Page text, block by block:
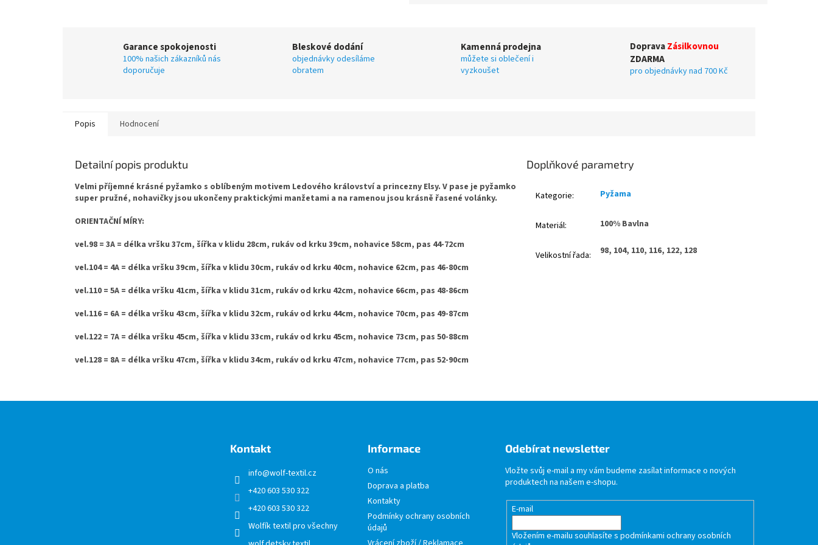
Garance spokojenosti
100% našich zákazníků nás
doporučuje
Bleskové dodání
objednávky odesíláme
obratem
Kamenná prodejna
můžete si oblečení i
vyzkoušet
DopravaZásilkovnou
ZDARMA
pro objednávky nad 700 Kč
Popis Hodnocení
Detailní popis produktu
Velmi příjemné krásné pyžamko s oblíbeným motivem Ledového království a princezny Elsy. V pase je pyžamko
super pružné, nohavičky jsou ukončeny praktickými manžetami a na ramenou jsou krásně řasené volánky.
ORIENTAČNÍ MÍRY:
vel.98 = 3A = délka vršku 37cm, šířka v klidu 28cm, rukáv od krku 39cm, nohavice 58cm, pas 44-72cm
vel.104 = 4A = délka vršku 39cm, šířka v klidu 30cm, rukáv od krku 40cm, nohavice 62cm, pas 46-80cm
vel.110 = 5A = délka vršku 41cm, šířka v klidu 31cm, rukáv od krku 42cm, nohavice 66cm, pas 48-86cm
vel.116 = 6A = délka vršku 43cm, šířka v klidu 32cm, rukáv od krku 44cm, nohavice 70cm, pas 49-87cm
vel.122 = 7A = délka vršku 45cm, šířka v klidu 33cm, rukáv od krku 45cm, nohavice 73cm, pas 50-88cm
vel.128 = 8A = délka vršku 47cm, šířka v klidu 34cm, rukáv od krku 47cm, nohavice 77cm, pas 52-90cm
Doplňkové parametry
Kategorie: Pyžama
Materiál: 100% Bavlna
Velikostní řada: 98, 104, 110, 116, 122, 128
Kontakt
info@wolf-textil.cz
+420 603 530 322
+420 603 530 322
Wolfík textil pro všechny
Informace
O nás
Doprava a platba
Kontakty
Podmínky ochrany osobních
údajů
Odebírat newsletter
Vložte svůj e-mail a my vám budeme zasílat informace o nových
produktech na našem e-shopu.
E-mail
Vložením e-mailu souhlasíte spodmínkami ochrany osobních